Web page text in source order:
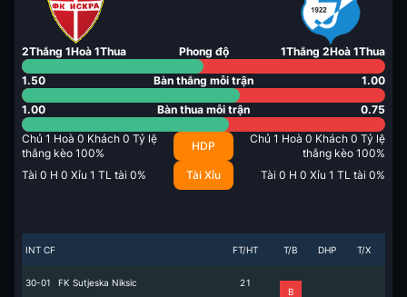
2Thắng 1Hoà 1Thua Phong độ 1Thắng 2Hoà 1Thua
1.50 Bàn thắng mỗi trận 1.00
1.00 Bàn thua mỗi trận 0.75
Chủ 1 Hoà 0 Khách 0 Tỷ lệ
thắng kèo 100%
HDP
Chủ 1 Hoà 0 Khách 0 Tỷ lệ
thắng kèo 100%
Tài 0 H 0 Xỉu 1 TL tài 0% Tài Xỉu Tài 0 H 0 Xỉu 1 TL tài 0%
INT CF FT/HT T/B DHP T/X
30-01
FK Sutjeska Niksic
21
B